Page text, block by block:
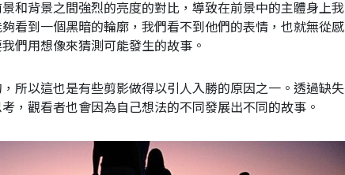
和背景之間強烈的亮度的對比，導致在前景中的主體身上我
看到一個黑暗的輪廓，我們看不到他們的表​​情，也就無從感
們用想像來猜測可能發生的故事。
所以這也是有些剪影做得以引人入勝的原因之一。透過缺失
，觀看者也會因為自己想法的不同發展出不同的故事。